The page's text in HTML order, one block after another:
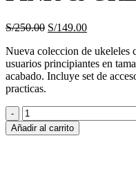
S/250.00 El
original
era:
S/250.00.
S/149.00El
actual
es:
S/149.00.
Nueva coleccion de ukeleles
usuarios principiantes en
acabado. Incluye set de
practicas.
UKELELE
CONCIERTO
PINK
Añadir al carrito